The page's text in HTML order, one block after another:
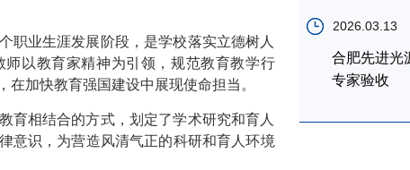
2026.03.13
合肥先进光
专家验收
职业生涯发展阶段，是学校落实立德树人
以教育家精神为引领，规范教育教学行
加快教育强国建设中展现使命担当。
育相结合的方式，划定了学术研究和育人
意识，为营造风清气正的科研和育人环境